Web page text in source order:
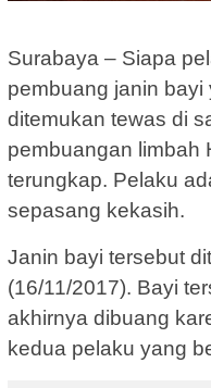
Surabaya – Siapa
pembuang janin bayi
ditemukan tewas di
pembuangan limbah
terungkap. Pelaku
sepasang kekasih.
Janin bayi tersebut
(16/11/2017). Bayi
akhirnya dibuang
kedua pelaku yang